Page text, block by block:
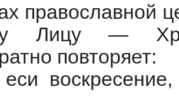
православной
Лицу —
повторяет: